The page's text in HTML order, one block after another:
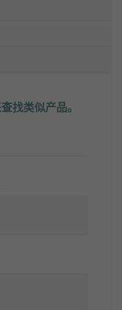
找类似产品。